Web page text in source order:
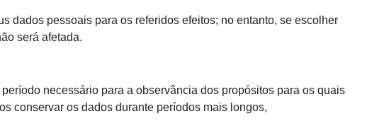
dados pessoais para os referidos efeitos; no entanto, se escolher
será afetada.
necessário para a observância dos propósitos para os quais
conservar os dados durante períodos mais longos,